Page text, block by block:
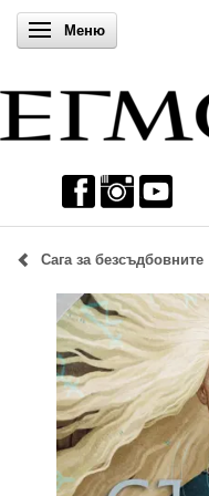
Включи навигацията
Меню
Сага за безсъдбовните